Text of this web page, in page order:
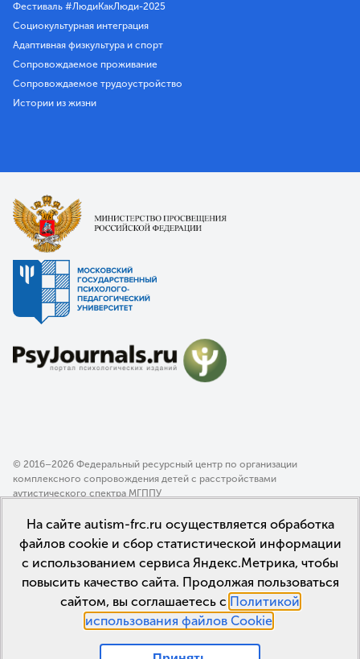
Фестиваль #ЛюдиКакЛюди-2025
Социокультурная интеграция
Адаптивная физкультура и спорт
Сопровождаемое проживание
Сопровождаемое трудоустройство
Истории из жизни
© 2016–2026 Федеральный ресурсный центр по организации
комплексного сопровождения детей с расстройствами
аутистического спектра МГППУ
Политика конфиденциальности
Пользовательское соглашение
На сайте autism-frc.ru осуществляется обработка
файлов cookie и сбор статистической информации
с использованием сервиса Яндекс.Метрика, чтобы
повысить качество сайта. Продолжая пользоваться
сайтом, вы соглашаетесь с Политикой
использования файлов Cookie.